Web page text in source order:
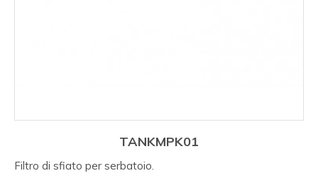
TANKMPK01
Filtro di sfiato per serbatoio.